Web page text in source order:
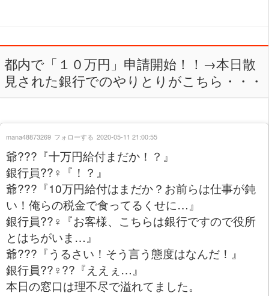
都内で「１０万円」申請開始！！→本日散
見された銀行でのやりとりがこちら・・・
爺??‍?『十万円給付まだか！？』
銀行員??‍♀️『！？』
爺??‍?『10万円給付はまだか？お前らは仕事が鈍
い！俺らの税金で食ってるくせに…』
銀行員??‍♀️『お客様、こちらは銀行ですので役所
とはちがいま…』
爺??‍?『うるさい！そう言う態度はなんだ！』
銀行員??‍♀️??『ええぇ…』
本日の窓口は理不尽で溢れてました。
mana48873269 フォローする 2020-05-11 21:00:55